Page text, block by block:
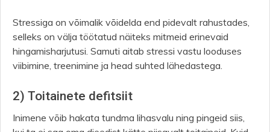
Stressiga on võimalik võidelda end pidevalt rahustades,
selleks on välja töötatud näiteks mitmeid erinevaid
hingamisharjutusi. Samuti aitab stressi vastu looduses
viibimine, treenimine ja head suhted lähedastega.
2) Toitainete defitsiit
Inimene võib hakata tundma lihasvalu ning pingeid siis,